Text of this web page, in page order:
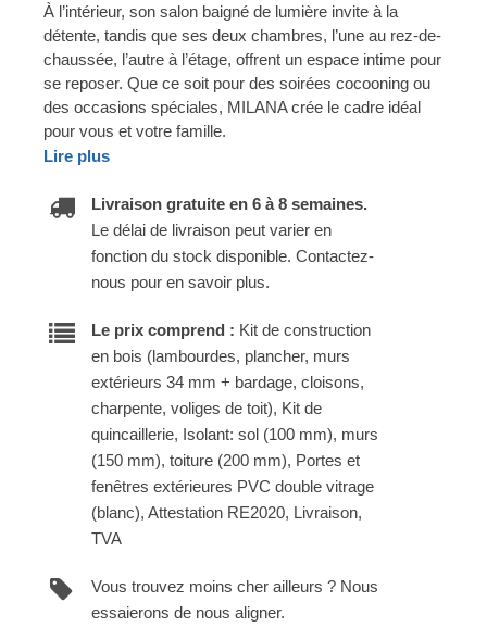
À l’intérieur, son salon baigné de lumière invite à la
détente, tandis que ses deux chambres, l’une au rez-de-
chaussée, l’autre à l’étage, offrent un espace intime pour
se reposer. Que ce soit pour des soirées cocooning ou
des occasions spéciales, MILANA crée le cadre idéal
pour vous et votre famille.
Lire plus
Livraison gratuite en 6 à 8 semaines.
Le délai de livraison peut varier en
fonction du stock disponible. Contactez-
nous pour en savoir plus.
Le prix comprend : Kit de construction
en bois (lambourdes, plancher, murs
extérieurs 34 mm + bardage, cloisons,
charpente, voliges de toit), Kit de
quincaillerie, Isolant: sol (100 mm), murs
(150 mm), toiture (200 mm), Portes et
fenêtres extérieures PVC double vitrage
(blanc), Attestation RE2020, Livraison,
TVA
Vous trouvez moins cher ailleurs ? Nous
essaierons de nous aligner.